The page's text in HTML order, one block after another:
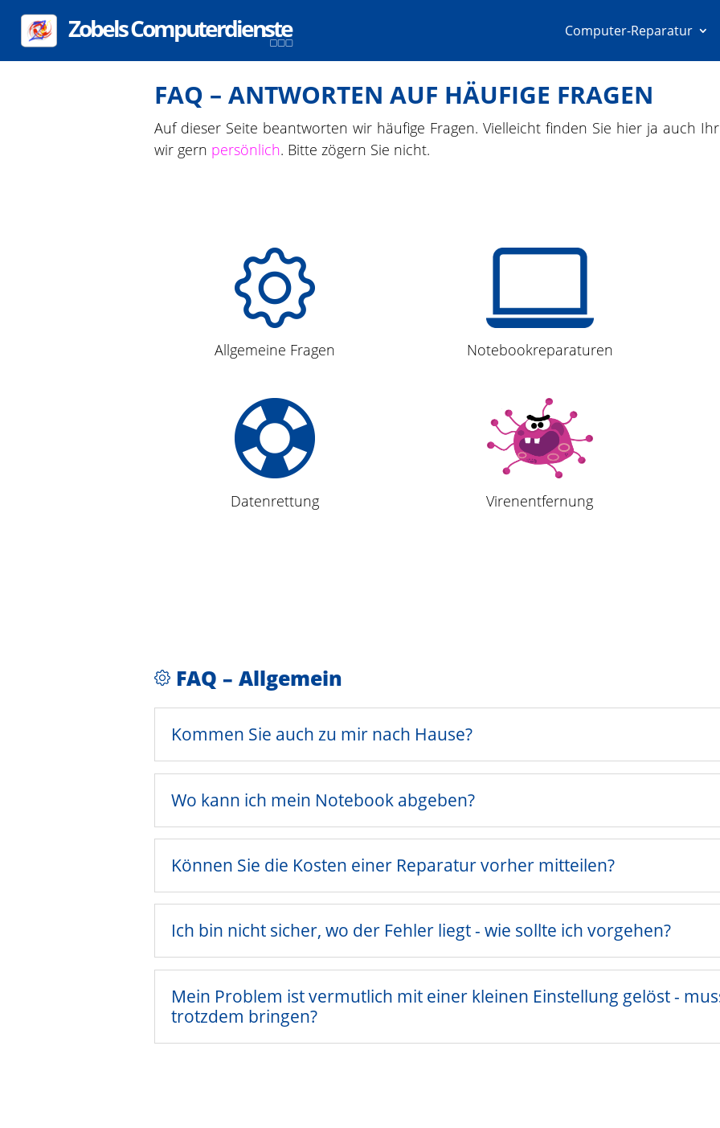
Computer-Reparatur
FAQ – ANTWORTEN AUF HÄUFIGE FRAGEN
Auf dieser Seite beantworten wir häufige Fragen. Vielleicht finden Sie hier ja auch
wir gern persönlich. Bitte zögern Sie nicht.
Allgemeine Fragen Notebookreparaturen
Datenrettung Virenentfernung
FAQ – Allgemein
Kommen Sie auch zu mir nach Hause?
Wo kann ich mein Notebook abgeben?
Können Sie die Kosten einer Reparatur vorher mitteilen?
Ich bin nicht sicher, wo der Fehler liegt - wie sollte ich vorgehen?
Mein Problem ist vermutlich mit einer kleinen Einstellung gelöst -
trotzdem bringen?